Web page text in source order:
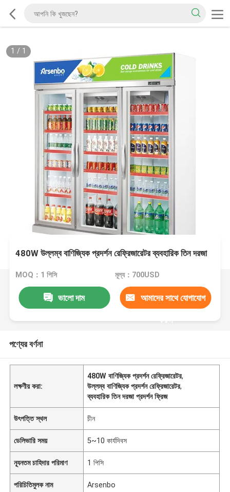
1 / 1
480W উল্লম্ব বাণিজ্যিক প্রদর্শন রেফ্রিজারেটর ব্যবহারিক তিন দরজা
MOQ：1 পিসি মূল্য：700USD
ভালো দাম আমাদের সাথে যোগাযোগ
করুন
পণ্যের বর্ণনা
লক্ষণীয় করা:
480W বাণিজ্যিক প্রদর্শন রেফ্রিজারেটর,
উল্লম্ব বাণিজ্যিক প্রদর্শন রেফ্রিজারেটর,
ব্যবহারিক তিন দরজা প্রদর্শন ফ্রিজ
উৎপত্তি স্থল চীন
ডেলিভারি সময় 5~10 কার্যদিবস
ন্যূনতম চাহিদার পরিমাণ 1 পিসি
পরিচিতিমুলক নাম Arsenbo